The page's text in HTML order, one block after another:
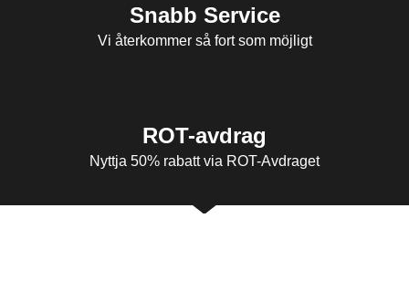
Snabb Service
Vi återkommer så fort som möjligt
ROT-avdrag
Nyttja 50% rabatt via ROT-Avdraget